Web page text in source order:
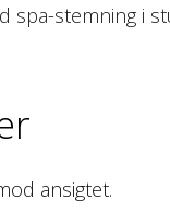
spa-stemning i
ansigtet.